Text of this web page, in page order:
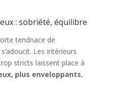
: sobriété, équilibre
tendnace de
Les intérieurs
stricts laissent place à
plus enveloppants,